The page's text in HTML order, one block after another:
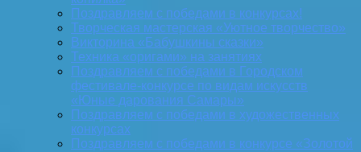
Поздравляем с победами в конкурсах!
Творческая мастерская «Уютное творчество»
Викторина «Бабушкины сказки»
Техника «оригами» на занятиях
Поздравляем с победами в Городском
фестивале-конкурсе по видам искусств
«Юные дарования Самары»
Поздравляем с победами в художественных
конкурсах
Поздравляем с победами в конкурсе «Золотой